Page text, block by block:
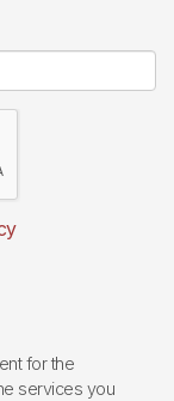
for the
services you